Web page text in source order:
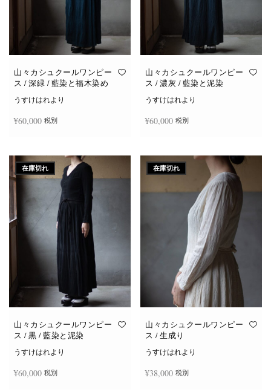
山々カシュクールワンピー
ス / 深緑 / 藍染と福木染め
うすけはれより
¥60,000 税別
山々カシュクールワンピー
ス / 濃灰 / 藍染と泥染
うすけはれより
¥60,000 税別
在庫切れ
山々カシュクールワンピー
ス / 黒 / 藍染と泥染
うすけはれより
¥60,000 税別
在庫切れ
山々カシュクールワンピー
ス / 生成り
うすけはれより
¥38,000 税別